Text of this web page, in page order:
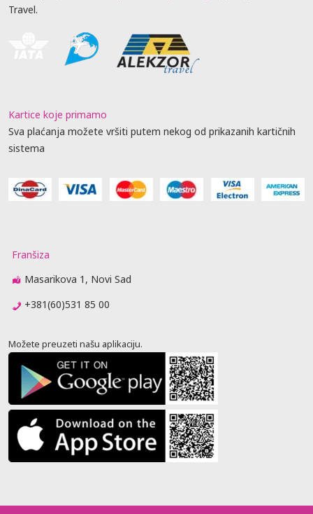
Travel.
Kartice koje primamo
Sva plaćanja možete vršiti putem nekog od prikazanih kartičnih
sistema
Franšiza
Masarikova 1, Novi Sad
+381(60)531 85 00
Možete preuzeti našu aplikaciju.